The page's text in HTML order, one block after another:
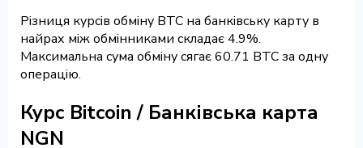
Різниця курсів обміну BTC на банківську карту в
найрах між обмінниками складає 4.9%.
Максимальна сума обміну сягає 60.71 BTC за одну
операцію.
Курс Bitcoin / Банківська карта
NGN